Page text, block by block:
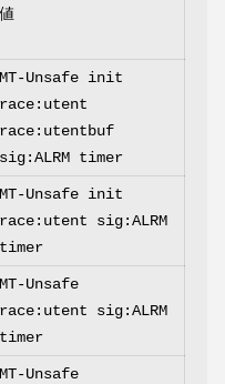
値
MT-Unsafe init
race:utent
race:utentbuf
sig:ALRM timer
MT-Unsafe init
race:utent sig:ALRM
timer
MT-Unsafe
race:utent sig:ALRM
timer
MT-Unsafe